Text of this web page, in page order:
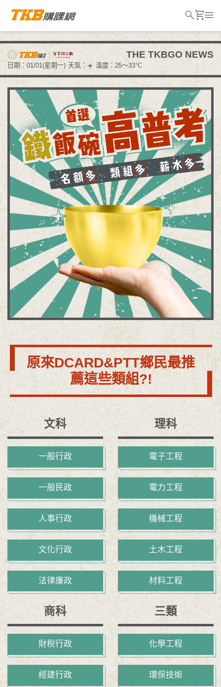
THE TKBGO NEWS
日期：01/01(星期一) 天氣：☀️ 溫度：25～33°C
原來DCARD&PTT鄉民最推
薦這些類組?!
文科
一般行政
一般民政
人事行政
文化行政
法律廉政
商科
財稅行政
經建行政
理科
電子工程
電力工程
機械工程
土木工程
材料工程
三類
化學工程
環保技術
searchshopping_cartmenu